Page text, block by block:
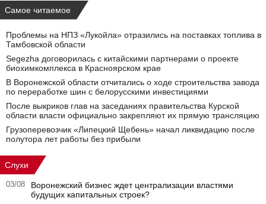
Самое читаемое
Проблемы на НПЗ «Лукойла» отразились на поставках топлива в
Тамбовской области
Segezha договорилась с китайскими партнерами о проекте
биохимкомплекса в Красноярском крае
В Воронежской области отчитались о ходе строительства завода
по переработке шин с белорусскими инвестициями
После выкриков глав на заседаниях правительства Курской
области власти официально закрепляют их прямую трансляцию
Грузоперевозчик «Липецкий Щебень» начал ликвидацию после
полутора лет работы без прибыли
Слухи
03/08
Воронежский бизнес ждет централизации властями
будущих капитальных строек?